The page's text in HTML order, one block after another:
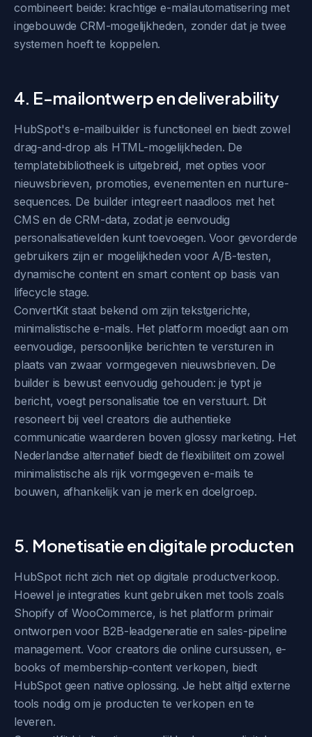
combineert beide: krachtige e-mailautomatisering met
ingebouwde CRM-mogelijkheden, zonder dat je twee
systemen hoeft te koppelen.
4. E-mailontwerp en deliverability
HubSpot's e-mailbuilder is functioneel en biedt zowel
drag-and-drop als HTML-mogelijkheden. De
templatebibliotheek is uitgebreid, met opties voor
nieuwsbrieven, promoties, evenementen en nurture-
sequences. De builder integreert naadloos met het
CMS en de CRM-data, zodat je eenvoudig
personalisatievelden kunt toevoegen. Voor gevorderde
gebruikers zijn er mogelijkheden voor A/B-testen,
dynamische content en smart content op basis van
lifecycle stage.
ConvertKit staat bekend om zijn tekstgerichte,
minimalistische e-mails. Het platform moedigt aan om
eenvoudige, persoonlijke berichten te versturen in
plaats van zwaar vormgegeven nieuwsbrieven. De
builder is bewust eenvoudig gehouden: je typt je
bericht, voegt personalisatie toe en verstuurt. Dit
resoneert bij veel creators die authentieke
communicatie waarderen boven glossy marketing. Het
Nederlandse alternatief biedt de flexibiliteit om zowel
minimalistische als rijk vormgegeven e-mails te
bouwen, afhankelijk van je merk en doelgroep.
5. Monetisatie en digitale producten
HubSpot richt zich niet op digitale productverkoop.
Hoewel je integraties kunt gebruiken met tools zoals
Shopify of WooCommerce, is het platform primair
ontworpen voor B2B-leadgeneratie en sales-pipeline
management. Voor creators die online cursussen, e-
books of membership-content verkopen, biedt
HubSpot geen native oplossing. Je hebt altijd externe
tools nodig om je producten te verkopen en te
leveren.